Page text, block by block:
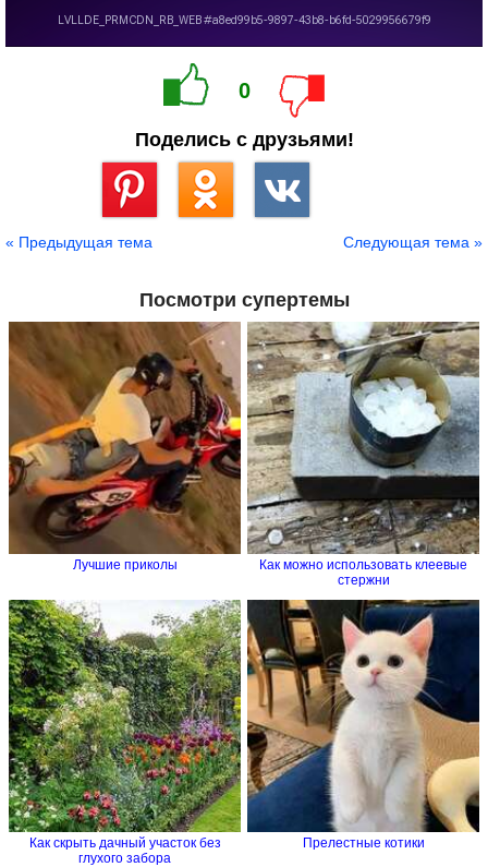
0
Поделись с друзьями!
« Предыдущая тема Следующая тема »
Посмотри супертемы
Лучшие приколы
Как можно использовать клеевые
стержни
Как cкрыть дачный участок без
глухого забора
Прелестные котики